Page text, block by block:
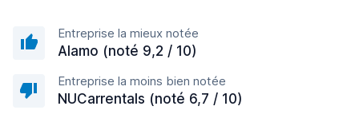
Entreprise la mieux notée
Alamo (noté 9,2 / 10)
Entreprise la moins bien notée
NUCarrentals (noté 6,7 / 10)